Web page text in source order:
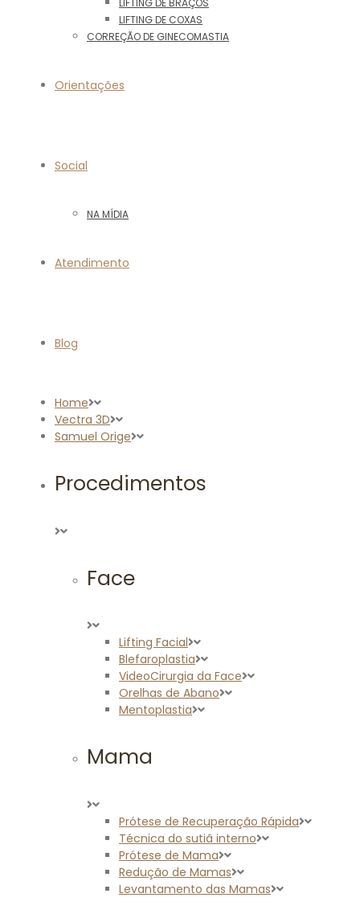
LIFTING DE BRAÇOS
LIFTING DE COXAS
CORREÇÃO DE GINECOMASTIA
Orientações
Social
NA MÍDIA
Atendimento
Blog
Home
Vectra 3D
Samuel Orige
Procedimentos
Face
Lifting Facial
Blefaroplastia
VideoCirurgia da Face
Orelhas de Abano
Mentoplastia
Mama
Prótese de Recuperação Rápida
Técnica do sutiã interno
Prótese de Mama
Redução de Mamas
Levantamento das Mamas